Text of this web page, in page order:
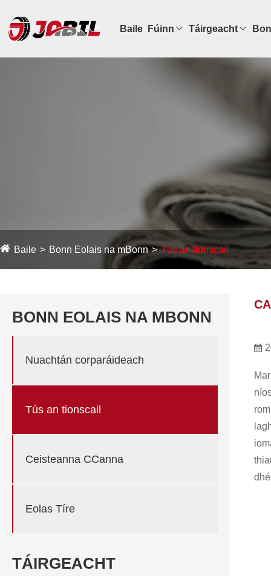
Baile Fúinn Táirgeacht
Baile Bonn Eolais na mBonn Tús an tionscail
BONN EOLAIS NA MBONN
Nuachtán corparáideach
Tús an tionscail
Ceisteanna CCanna
Eolas Tíre
TÁIRGEACHT